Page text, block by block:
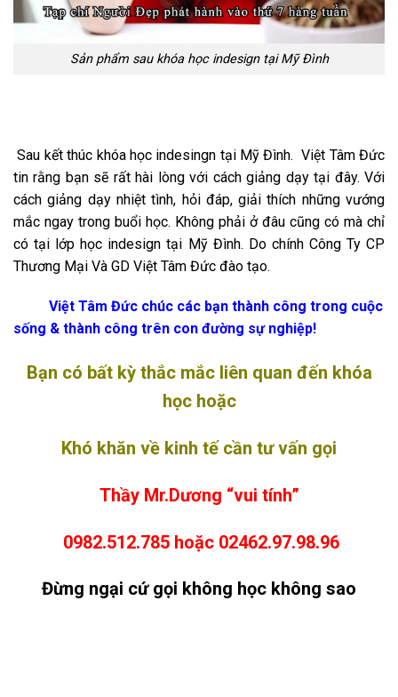
Sản phẩm sau khóa học indesign tại Mỹ Đình
Sau kết thúc khóa học indesingn tại Mỹ Đình. Việt Tâm Đức
tin rằng bạn sẽ rất hài lòng với cách giảng dạy tại đây. Với
cách giảng dạy nhiệt tình, hỏi đáp, giải thích những vướng
mắc ngay trong buổi học. Không phải ở đâu cũng có mà chỉ
có tại lớp học indesign tại Mỹ Đình. Do chính Công Ty CP
Thương Mại Và GD Việt Tâm Đức đào tạo.
Việt Tâm Đức chúc các bạn thành công trong cuộc
sống & thành công trên con đường sự nghiệp!
Bạn có bất kỳ thắc mắc liên quan đến khóa
học hoặc
Khó khăn về kinh tế cần tư vấn gọi
Thầy Mr.Dương “vui tính”
0982.512.785 hoặc 02462.97.98.96
Đừng ngại cứ gọi không học không sao